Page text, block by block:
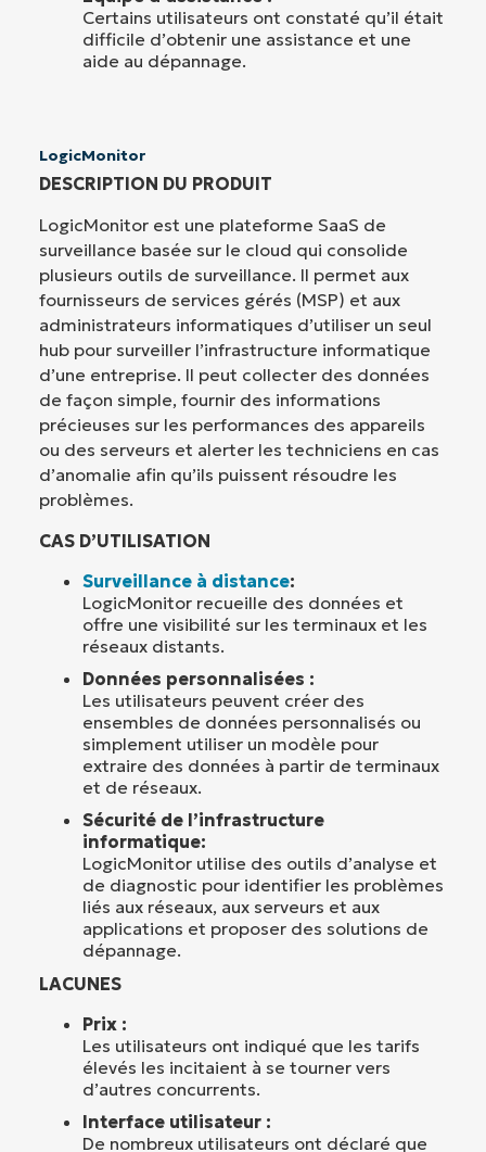
Certains utilisateurs ont constaté qu’il était
difficile d’obtenir une assistance et une
aide au dépannage.
LogicMonitor
DESCRIPTION DU PRODUIT
LogicMonitor est une plateforme SaaS de
surveillance basée sur le cloud qui consolide
plusieurs outils de surveillance. Il permet aux
fournisseurs de services gérés (MSP) et aux
administrateurs informatiques d’utiliser un seul
hub pour surveiller l’infrastructure informatique
d’une entreprise. Il peut collecter des données
de façon simple, fournir des informations
précieuses sur les performances des appareils
ou des serveurs et alerter les techniciens en cas
d’anomalie afin qu’ils puissent résoudre les
problèmes.
CAS D’UTILISATION
Surveillance à distance:
LogicMonitor recueille des données et
offre une visibilité sur les terminaux et les
réseaux distants.
Données personnalisées :
Les utilisateurs peuvent créer des
ensembles de données personnalisés ou
simplement utiliser un modèle pour
extraire des données à partir de terminaux
et de réseaux.
Sécurité de l’infrastructure
informatique:
LogicMonitor utilise des outils d’analyse et
de diagnostic pour identifier les problèmes
liés aux réseaux, aux serveurs et aux
applications et proposer des solutions de
dépannage.
LACUNES
Prix :
Les utilisateurs ont indiqué que les tarifs
élevés les incitaient à se tourner vers
d’autres concurrents.
Interface utilisateur :
De nombreux utilisateurs ont déclaré que